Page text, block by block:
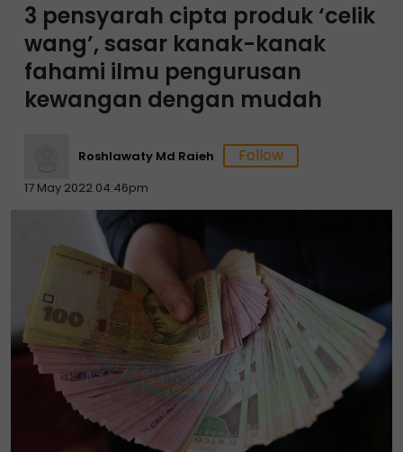
3 pensyarah cipta produk ‘celik
wang’, sasar kanak-kanak
fahami ilmu pengurusan
kewangan dengan mudah
Roshlawaty Md Raieh
17 May 2022 04:46pm